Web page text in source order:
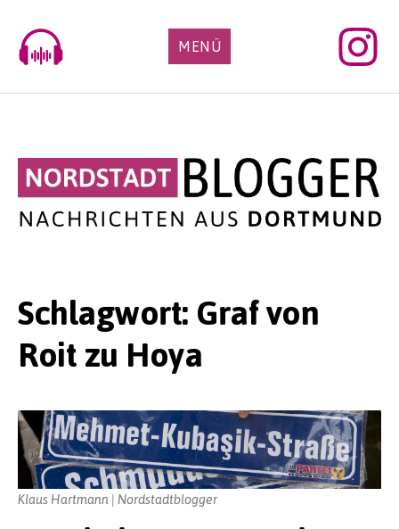
content
MENÜ
Schlagwort: Graf von
Roit zu Hoya
Klaus Hartmann | Nordstadtblogger